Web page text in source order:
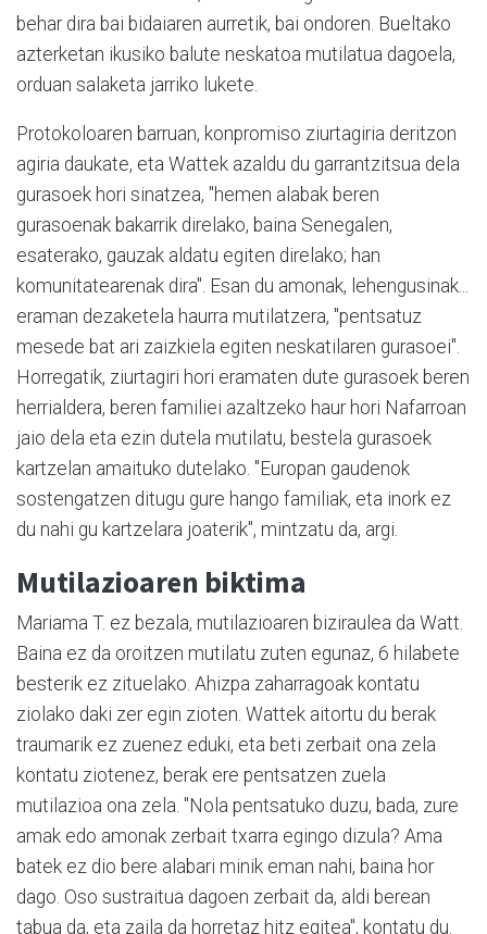
behar dira bai bidaiaren aurretik, bai ondoren. Bueltako
azterketan ikusiko balute neskatoa mutilatua dagoela,
orduan salaketa jarriko lukete.
Protokoloaren barruan, konpromiso ziurtagiria deritzon
agiria daukate, eta Wattek azaldu du garrantzitsua dela
gurasoek hori sinatzea, "hemen alabak beren
gurasoenak bakarrik direlako, baina Senegalen,
esaterako, gauzak aldatu egiten direlako; han
komunitatearenak dira". Esan du amonak, lehengusinak...
eraman dezaketela haurra mutilatzera, "pentsatuz
mesede bat ari zaizkiela egiten neskatilaren gurasoei".
Horregatik, ziurtagiri hori eramaten dute gurasoek beren
herrialdera, beren familiei azaltzeko haur hori Nafarroan
jaio dela eta ezin dutela mutilatu, bestela gurasoek
kartzelan amaituko dutelako. "Europan gaudenok
sostengatzen ditugu gure hango familiak, eta inork ez
du nahi gu kartzelara joaterik", mintzatu da, argi.
Mutilazioaren biktima
Mariama T. ez bezala, mutilazioaren biziraulea da Watt.
Baina ez da oroitzen mutilatu zuten egunaz, 6 hilabete
besterik ez zituelako. Ahizpa zaharragoak kontatu
ziolako daki zer egin zioten. Wattek aitortu du berak
traumarik ez zuenez eduki, eta beti zerbait ona zela
kontatu ziotenez, berak ere pentsatzen zuela
mutilazioa ona zela. "Nola pentsatuko duzu, bada, zure
amak edo amonak zerbait txarra egingo dizula? Ama
batek ez dio bere alabari minik eman nahi, baina hor
dago. Oso sustraitua dagoen zerbait da, aldi berean
tabua da, eta zaila da horretaz hitz egitea", kontatu du.